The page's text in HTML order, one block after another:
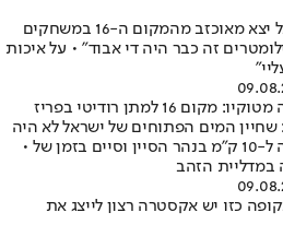
שחיין המים הפתוחים של ישראל יצא מאוכזב מהמקום ה-16 במשחקים
שני קילומטרים זה כבר היה די אבוד" • על איכות
למתן רודיטי בפריז
המים הפתוחים של ישראל לא היה
בתמונת הפודיום לאורך המשחה ל-10 ק"מ בנהר הסיין וסיים בזמן של •
במדליית הזהב
כזו יש אקסטרה רצון לייצג את